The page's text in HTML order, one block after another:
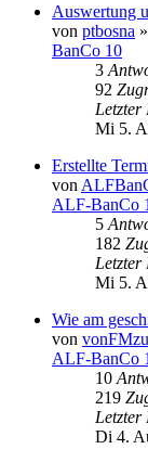
Auswertung
von ptbosna »
BanCo 10
3
92
Letzter
Mi 5.
Erstellte
von
ALF-BanCo
5
182
Letzter
Mi 5.
Wie am
von
ALF-BanCo
10
219
Letzter
Di 4.